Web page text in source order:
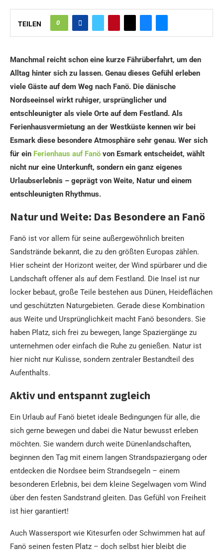
TEILEN 0
Manchmal reicht schon eine kurze Fährüberfahrt, um den
Alltag hinter sich zu lassen. Genau dieses Gefühl erleben
viele Gäste auf dem Weg nach Fanö. Die dänische
Nordseeinsel wirkt ruhiger, ursprünglicher und
entschleunigter als viele Orte auf dem Festland. Als
Ferienhausvermietung an der Westküste kennen wir bei
Esmark diese besondere Atmosphäre sehr genau. Wer sich
für ein Ferienhaus auf Fanö von Esmark entscheidet, wählt
nicht nur eine Unterkunft, sondern ein ganz eigenes
Urlaubserlebnis – geprägt von Weite, Natur und einem
entschleunigten Rhythmus.
Natur und Weite: Das Besondere an Fanö
Fanö ist vor allem für seine außergewöhnlich breiten
Sandstrände bekannt, die zu den größten Europas zählen.
Hier scheint der Horizont weiter, der Wind spürbarer und die
Landschaft offener als auf dem Festland. Die Insel ist nur
locker bebaut, große Teile bestehen aus Dünen, Heideflächen
und geschützten Naturgebieten. Gerade diese Kombination
aus Weite und Ursprünglichkeit macht Fanö besonders. Sie
haben Platz, sich frei zu bewegen, lange Spaziergänge zu
unternehmen oder einfach die Ruhe zu genießen. Natur ist
hier nicht nur Kulisse, sondern zentraler Bestandteil des
Aufenthalts.
Aktiv und entspannt zugleich
Ein Urlaub auf Fanö bietet ideale Bedingungen für alle, die
sich gerne bewegen und dabei die Natur bewusst erleben
möchten. Sie wandern durch weite Dünenlandschaften,
beginnen den Tag mit einem langen Strandspaziergang oder
entdecken die Nordsee beim Strandsegeln – einem
besonderen Erlebnis, bei dem kleine Segelwagen vom Wind
über den festen Sandstrand gleiten. Das Gefühl von Freiheit
ist hier garantiert!
Auch Wassersport wie Kitesurfen oder Schwimmen hat auf
Fanö seinen festen Platz – doch selbst hier bleibt die